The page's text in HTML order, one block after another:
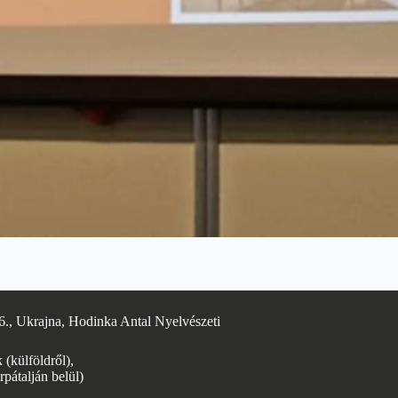
Ukrajna, Hodinka Antal Nyelvészeti
(külföldről),
belül)